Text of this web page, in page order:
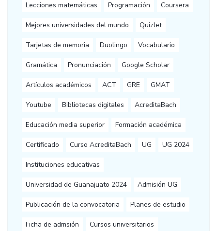
Lecciones matemáticas Programación Coursera
Mejores universidades del mundo Quizlet
Tarjetas de memoria Duolingo Vocabulario
Gramática Pronunciación Google Scholar
Artículos académicos ACT GRE GMAT
Youtube Bibliotecas digitales AcreditaBach
Educación media superior Formación académica
Certificado Curso AcreditaBach UG UG 2024
Instituciones educativas
Universidad de Guanajuato 2024 Admisión UG
Publicación de la convocatoria Planes de estudio
Ficha de admsión Cursos universitarios